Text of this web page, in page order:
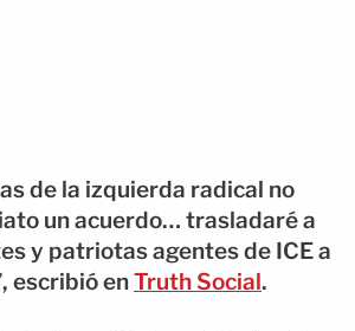
de la izquierda radical no
un acuerdo… trasladaré a
y patriotas agentes de ICE a
escribió enTruth Social.